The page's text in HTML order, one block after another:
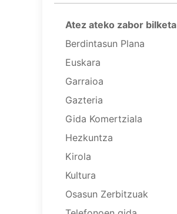
Atez ateko zabor bilketa
Berdintasun Plana
Euskara
Garraioa
Gazteria
Gida Komertziala
Hezkuntza
Kirola
Kultura
Osasun Zerbitzuak